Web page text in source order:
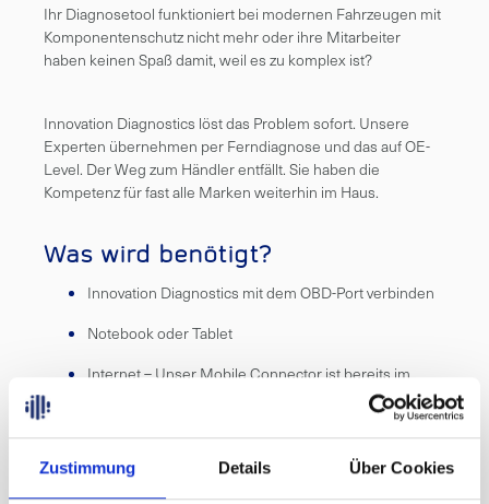
Zustimmung Details Über Cookies
Ihr Diagnosetool funktioniert bei modernen Fahrzeugen mit
Komponentenschutz nicht mehr oder ihre Mitarbeiter
haben keinen Spaß damit, weil es zu komplex ist?
Innovation Diagnostics löst das Problem sofort. Unsere
Experten übernehmen per Ferndiagnose und das auf OE-
Level. Der Weg zum Händler entfällt. Sie haben die
Kompetenz für fast alle Marken weiterhin im Haus.
Was wird benötigt?
Innovation Diagnostics mit dem OBD-Port verbinden
Notebook oder Tablet
Internet – Unser Mobile Connector ist bereits im
Mehr Erfahren